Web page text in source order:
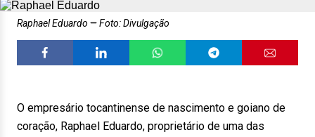
Raphael Eduardo Foto: Divulgação
O empresário tocantinense de nascimento e goiano de
coração, Raphael Eduardo, proprietário de uma das